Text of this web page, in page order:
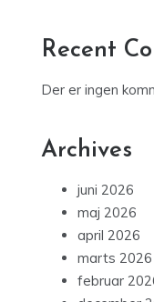
Recent
Der er ingen
Archives
juni 2026
maj 2026
april 2026
marts 2026
februar